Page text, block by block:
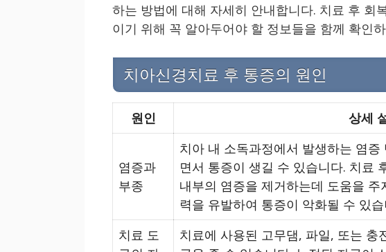
하는 방법에 대해 자세히 안내합니다. 치료 후 회
이기 위해 꼭 알아두어야 할 정보들을 함께 확인
치아신경치료 후 통증의 원인
원인 상세
염증과
부종
치아 내 소독과정에서 발생하는 염
면서 통증이 생길 수 있습니다. 치료
내부의 염증을 제거하는데 도움을
력을 유발하여 통증이 악화될 수 있
치료 도
치료에 사용된 고무댐, 파일, 또는